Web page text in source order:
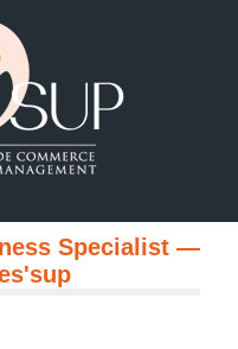
Specialist —